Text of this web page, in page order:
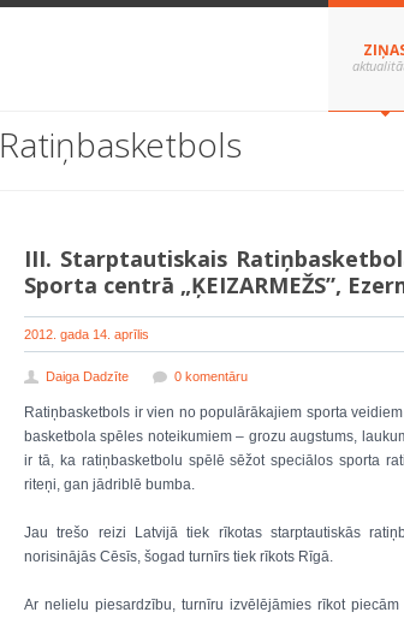
Ratiņbasketbols
III. Starptautiskais
Sporta centrā „ĶEIZARMEŽS”,
2012. gada 14. aprīlis
Daiga Dadzīte 0 komentāru
Ratiņbasketbols ir vien no populārākajiem sporta
basketbola spēles noteikumiem – grozu augstums,
ir tā, ka ratiņbasketbolu spēlē sēžot speciālos sporta
riteņi, gan jādriblē bumba.
Jau trešo reizi Latvijā tiek rīkotas starptautiskās
norisinājās Cēsīs, šogad turnīrs tiek rīkots Rīgā.
Ar nelielu piesardzību, turnīru izvēlējāmies rīkot